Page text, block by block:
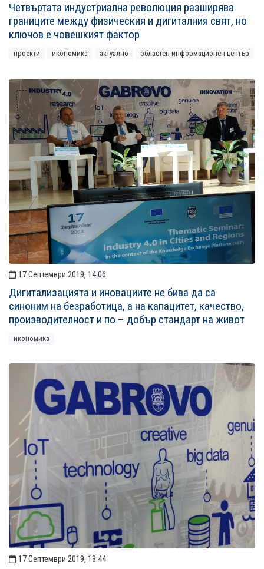
Четвъртата индустриална революция разширява
границите между физическия и дигиталния свят, но
ключов е човешкият фактор
проекти икономика актуално областен информационен център
17 Септември 2019, 14:06
Дигитализацията и иновациите не бива да са
синоним на безработица, а на капацитет, качество,
производителност и по – добър стандарт на живот
икономика
17 Септември 2019, 13:44